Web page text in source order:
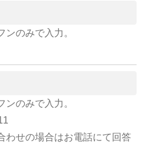
ンのみで入力。
ンのみで入力。
わせの場合はお電話にて回答